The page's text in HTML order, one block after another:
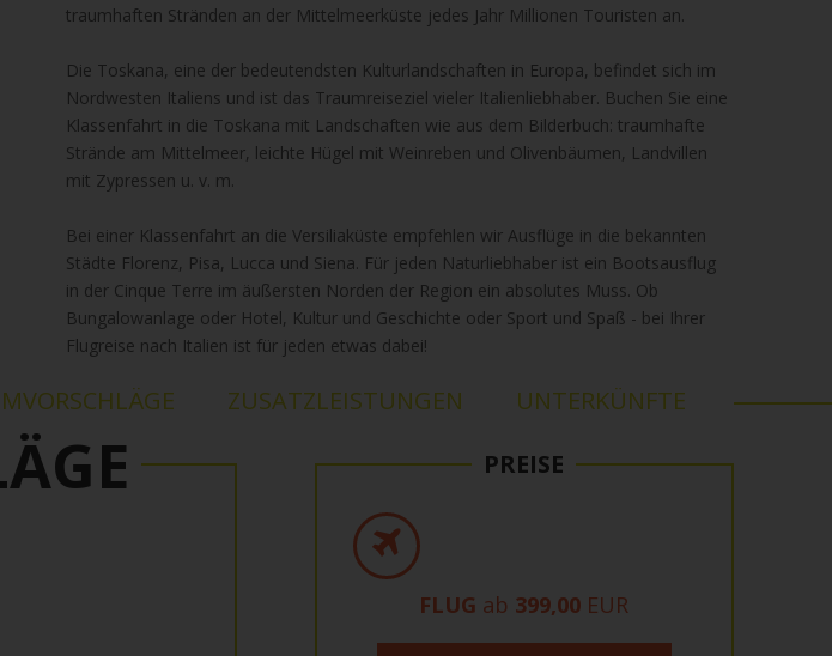
traumhaften Stränden an der Mittelmeerküste jedes Jahr Millionen Touristen an.
Die Toskana, eine der bedeutendsten Kulturlandschaften in Europa, befindet sich im
Nordwesten Italiens und ist das Traumreiseziel vieler Italienliebhaber. Buchen Sie eine
Klassenfahrt in die Toskana mit Landschaften wie aus dem Bilderbuch: traumhafte
Strände am Mittelmeer, leichte Hügel mit Weinreben und Olivenbäumen, Landvillen
mit Zypressen u. v. m.
Bei einer Klassenfahrt an die Versiliaküste empfehlen wir Ausflüge in die bekannten
Städte Florenz, Pisa, Lucca und Siena. Für jeden Naturliebhaber ist ein Bootsausflug
in der Cinque Terre im äußersten Norden der Region ein absolutes Muss. Ob
Bungalowanlage oder Hotel, Kultur und Geschichte oder Sport und Spaß - bei Ihrer
Flugreise nach Italien ist für jeden etwas dabei!
ZUSATZLEISTUNGEN UNTERKÜNFTE
PREISE
FLUG ab 399,00 EUR